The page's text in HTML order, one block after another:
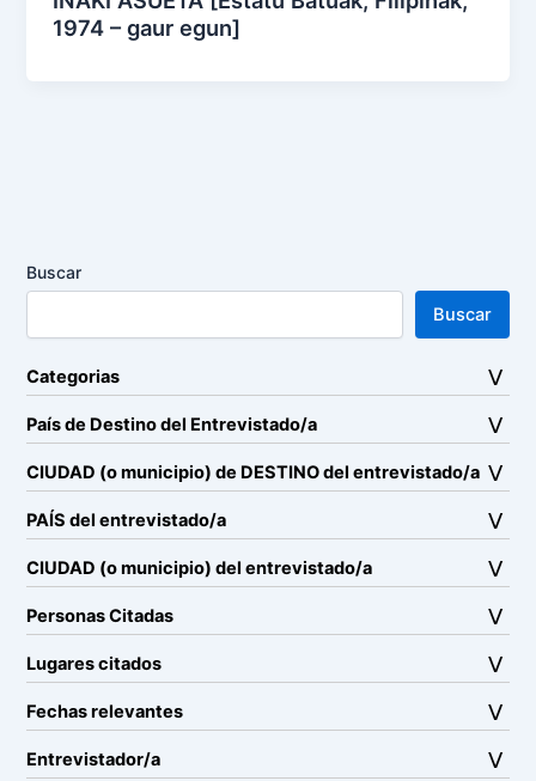
1974 – gaur egun]
Buscar
Buscar
Categorias
País de Destino del Entrevistado/a
CIUDAD (o municipio) de DESTINO del entrevistado/a
PAÍS del entrevistado/a
CIUDAD (o municipio) del entrevistado/a
Personas Citadas
Lugares citados
Fechas relevantes
Entrevistador/a